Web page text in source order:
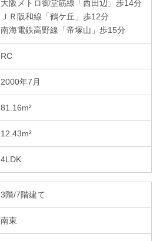
大阪メトロ御堂筋線「西田辺」歩14分
ＪＲ阪和線「鶴ケ丘」歩12分
南海電鉄高野線「帝塚山」歩15分
RC
2000年7月
81.16m²
12.43m²
4LDK
3階/7階建て
南東